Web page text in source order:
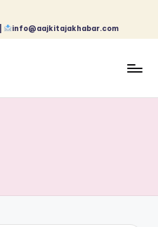
info@aajkitajakhabar.com